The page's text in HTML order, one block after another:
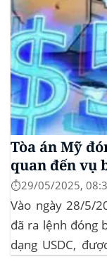
Tòa án Mỹ
quan đến vụ
⏱️29/05/2025,
Vào ngày 28/5/
đã ra lệnh đóng
dạng USDC,